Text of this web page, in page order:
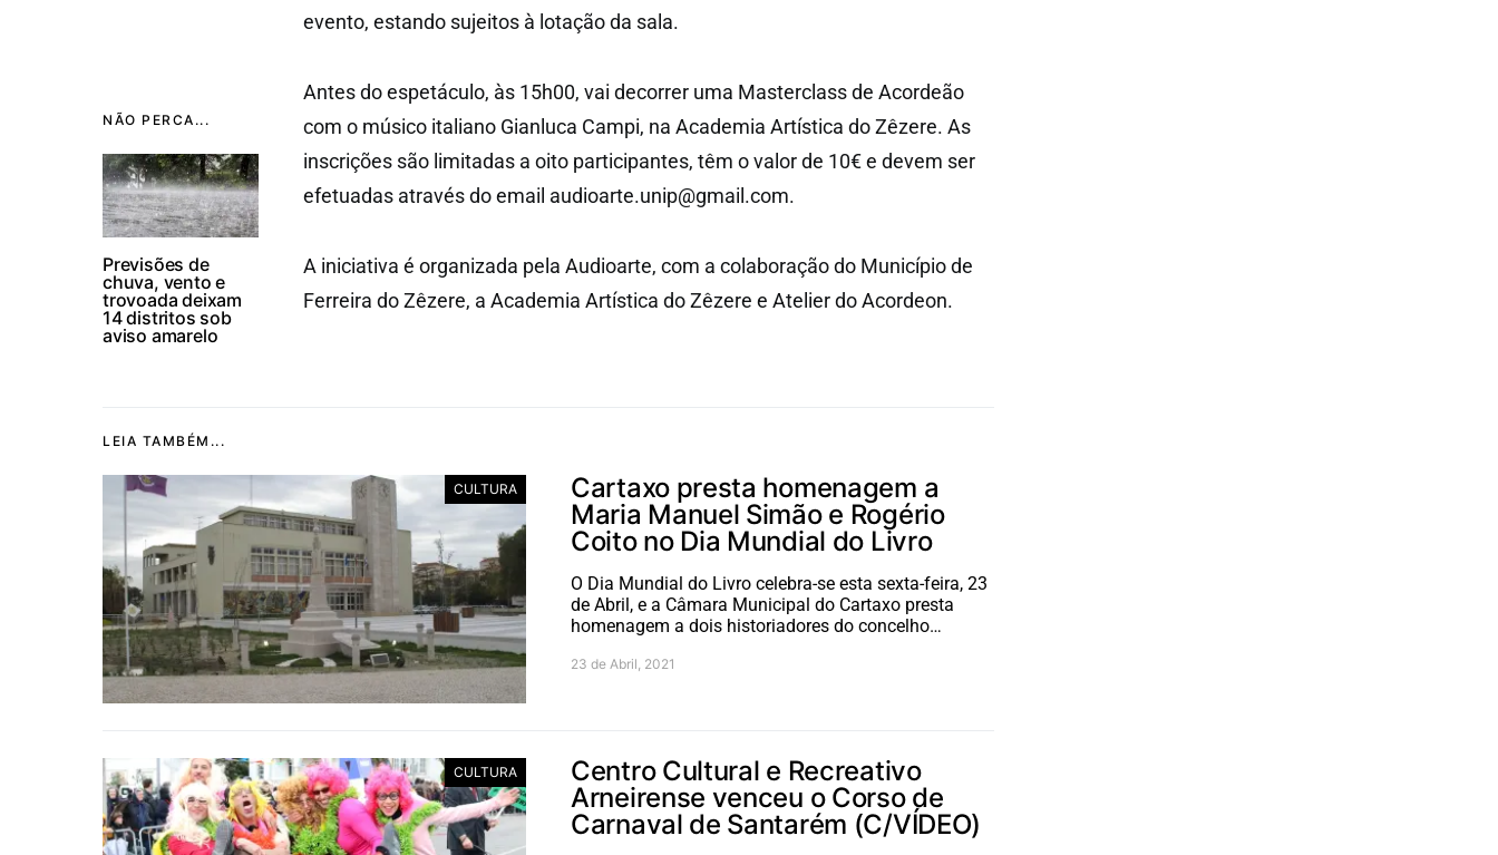
NÃO PERCA...
Previsões de
chuva, vento e
trovoada deixam
14 distritos sob
aviso amarelo
evento, estando sujeitos à lotação da sala.
Antes do espetáculo, às 15h00, vai decorrer uma Masterclass de Acordeão
com o músico italiano Gianluca Campi, na Academia Artística do Zêzere. As
inscrições são limitadas a oito participantes, têm o valor de 10€ e devem ser
efetuadas através do email audioarte.unip@gmail.com.
A iniciativa é organizada pela Audioarte, com a colaboração do Município de
Ferreira do Zêzere, a Academia Artística do Zêzere e Atelier do Acordeon.
LEIA TAMBÉM...
CULTURA
Cartaxo presta homenagem a
Maria Manuel Simão e Rogério
Coito no Dia Mundial do Livro
O Dia Mundial do Livro celebra-se esta sexta-feira, 23
de Abril, e a Câmara Municipal do Cartaxo presta
homenagem a dois historiadores do concelho…
23 de Abril, 2021
CULTURA
Centro Cultural e Recreativo
Arneirense venceu o Corso de
Carnaval de Santarém (C/VÍDEO)